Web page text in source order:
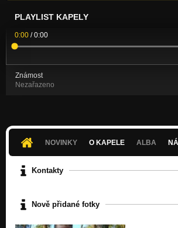
PLAYLIST KAPELY
0:00 /0:00
Známost
Nezařazeno
NOVINKY O KAPELE ALBA
Kontakty
Nově přidané fotky